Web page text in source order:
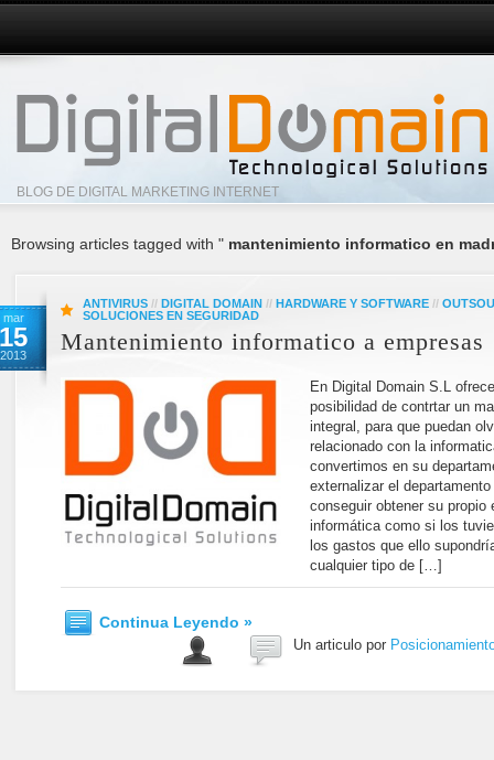
BLOG DE DIGITAL MARKETING INTERNET
Browsing articles tagged with " mantenimiento informatico en
mar
15
2013
ANTIVIRUS // DIGITAL DOMAIN // HARDWARE Y SOFTWARE //
SOLUCIONES EN SEGURIDAD
Mantenimiento informatico a empresas
En Digital Domain S.L
posibilidad de contrtar un
integral, para que puedan
relacionado con la
convertimos en su
externalizar el
conseguir obtener su propio
informática como si los
los gastos que ello
cualquier tipo de […]
Continua Leyendo »
Un articulo por